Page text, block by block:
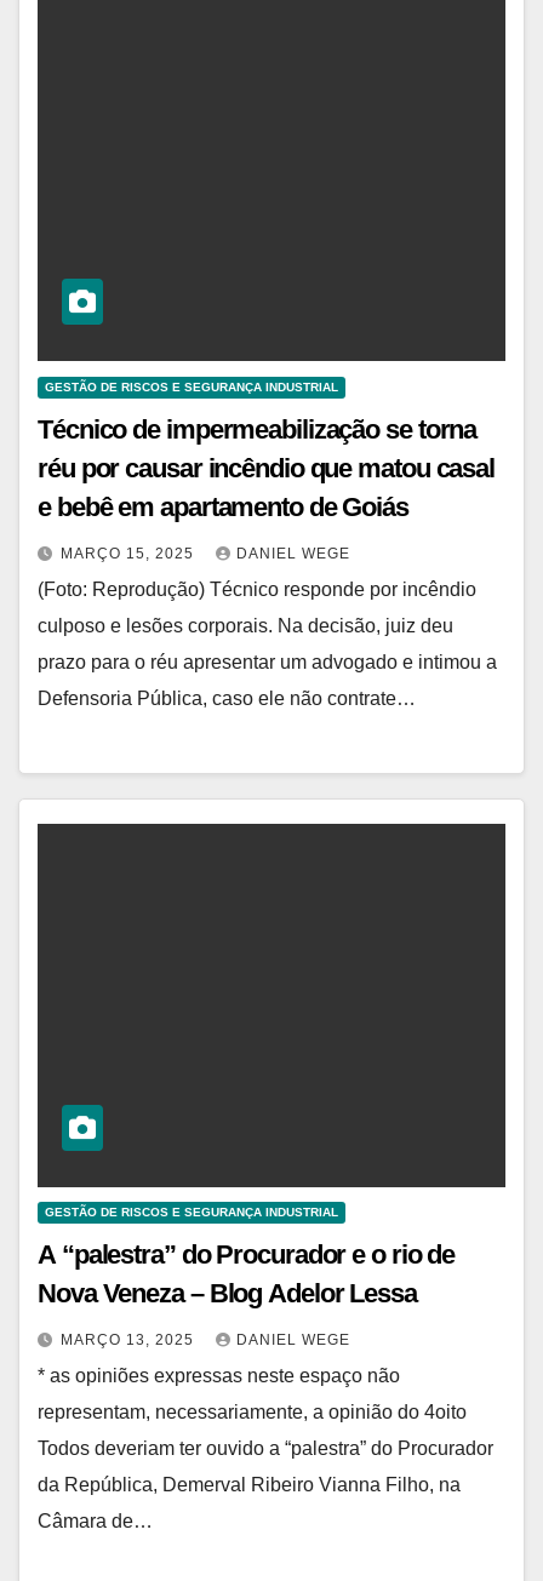
GESTÃO DE RISCOS E SEGURANÇA INDUSTRIAL
Técnico de impermeabilização se torna
réu por causar incêndio que matou casal
e bebê em apartamento de Goiás
MARÇO 15, 2025 DANIEL WEGE
(Foto: Reprodução) Técnico responde por incêndio
culposo e lesões corporais. Na decisão, juiz deu
prazo para o réu apresentar um advogado e intimou a
Defensoria Pública, caso ele não contrate…
GESTÃO DE RISCOS E SEGURANÇA INDUSTRIAL
A “palestra” do Procurador e o rio de
Nova Veneza – Blog Adelor Lessa
MARÇO 13, 2025 DANIEL WEGE
* as opiniões expressas neste espaço não
representam, necessariamente, a opinião do 4oito
Todos deveriam ter ouvido a “palestra” do Procurador
da República, Demerval Ribeiro Vianna Filho, na
Câmara de…